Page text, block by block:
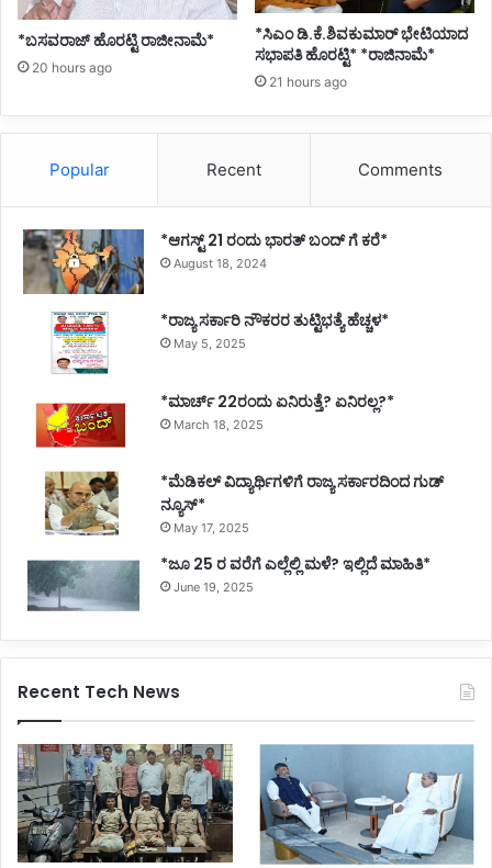
*ಬಸವರಾಜ್ ಹೊರಟ್ಟಿ ರಾಜೀನಾಮೆ*
20 hours ago
*ಸಿಎಂ ಡಿ.ಕೆ.ಶಿವಕುಮಾರ್ ಭೇಟಿಯಾದ
ಸಭಾಪತಿ ಹೊರಟ್ಟಿ* *ರಾಜಿನಾಮೆ*
21 hours ago
Popular Recent Comments
*ಆಗಸ್ಟ್ 21 ರಂದು ಭಾರತ್‌ ಬಂದ್‌ ಗೆ ಕರೆ*
August 18, 2024
*ರಾಜ್ಯ ಸರ್ಕಾರಿ ನೌಕರರ ತುಟ್ಟಿಭತ್ಯೆ ಹೆಚ್ಚಳ*
May 5, 2025
*ಮಾರ್ಚ್ 22ರಂದು ಏನಿರುತ್ತೆ? ಏನಿರಲ್ಲ?*
March 18, 2025
*ಮೆಡಿಕಲ್ ವಿದ್ಯಾರ್ಥಿಗಳಿಗೆ ರಾಜ್ಯ ಸರ್ಕಾರದಿಂದ ಗುಡ್
ನ್ಯೂಸ್*
May 17, 2025
*ಜೂ 25 ರ ವರೆಗೆ ಎಲ್ಲೆಲ್ಲಿ ಮಳೆ? ಇಲ್ಲಿದೆ ಮಾಹಿತಿ*
June 19, 2025
Recent Tech News